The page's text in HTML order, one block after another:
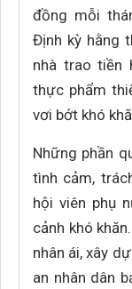
đồng mỗi
Định kỳ hằng
nhà trao tiền
thực phẩm
vơi bớt khó
Những phần
tình cảm,
hội viên phụ
cảnh khó
nhân ái, xây
an nhân dân